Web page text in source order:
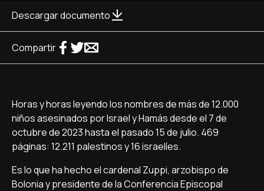
Descargar documento
Compartir
Horas y horas leyendo los nombres de más de 12.000
niños asesinados por Israel y Hamás desde el 7 de
octubre de 2023 hasta el pasado 15 de julio. 469
páginas: 12.211 palestinos y 16 israelíes.
Es lo que ha hecho el cardenal Zuppi, arzobispo de
Bolonia y presidente de la Conferencia Episcopal